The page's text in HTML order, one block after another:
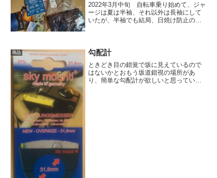
2022年3月中旬 自転車乗り始めて、ジャ
ージは夏は半袖、それ以外は長袖にして
いたが、半袖でも結局、日焼け防止のた
疹の様になるので、...
商品 勾配計
ときどき目の錯覚で坂に見えているので
はないかとおもう坂道錯視の場所があ
り、簡単な勾配計が欲しいと思ってい